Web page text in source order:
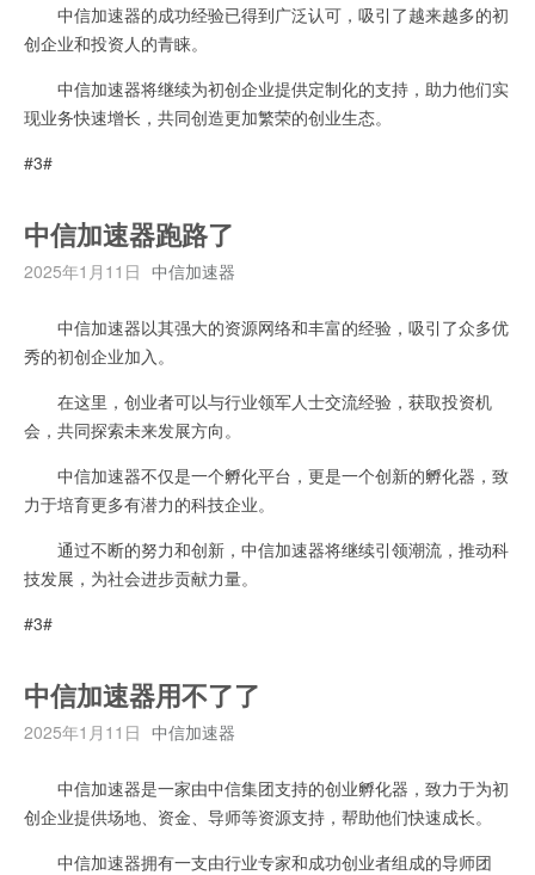
中信加速器的成功经验已得到广泛认可，吸引了越来越多的初
创企业和投资人的青睐。
中信加速器将继续为初创企业提供定制化的支持，助力他们实
现业务快速增长，共同创造更加繁荣的创业生态。
#3#
中信加速器跑路了
2025年1月11日 中信加速器
中信加速器以其强大的资源网络和丰富的经验，吸引了众多优
秀的初创企业加入。
在这里，创业者可以与行业领军人士交流经验，获取投资机
会，共同探索未来发展方向。
中信加速器不仅是一个孵化平台，更是一个创新的孵化器，致
力于培育更多有潜力的科技企业。
通过不断的努力和创新，中信加速器将继续引领潮流，推动科
技发展，为社会进步贡献力量。
#3#
中信加速器用不了了
2025年1月11日 中信加速器
中信加速器是一家由中信集团支持的创业孵化器，致力于为初
创企业提供场地、资金、导师等资源支持，帮助他们快速成长。
中信加速器拥有一支由行业专家和成功创业者组成的导师团